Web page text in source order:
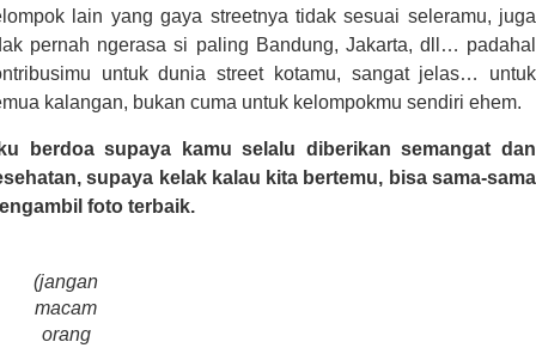
lain yang gaya streetnya tidak sesuai seleramu, juga
pernah ngerasa si paling Bandung, Jakarta, dll… padahal
untuk dunia street kotamu, sangat jelas… untuk
kalangan, bukan cuma untuk kelompokmu sendiri ehem.
berdoa supaya kamu selalu diberikan semangat dan
supaya kelak kalau kita bertemu, bisa sama-sama
foto terbaik.
(jangan
macam
orang